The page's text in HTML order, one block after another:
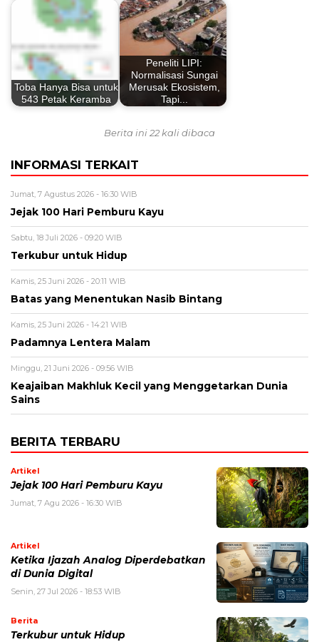
Toba Hanya Bisa untuk
543 Petak Keramba
Peneliti LIPI:
Normalisasi Sungai
Merusak Ekosistem,
Tapi...
Berita ini 22 kali dibaca
INFORMASI TERKAIT
Jumat, 7 Agustus 2026 - 16:30 WIB
Jejak 100 Hari Pemburu Kayu
Sabtu, 18 Juli 2026 - 09:20 WIB
Terkubur untuk Hidup
Kamis, 25 Juni 2026 - 20:11 WIB
Batas yang Menentukan Nasib Bintang
Kamis, 25 Juni 2026 - 14:21 WIB
Padamnya Lentera Malam
Minggu, 21 Juni 2026 - 09:56 WIB
Keajaiban Makhluk Kecil yang Menggetarkan Dunia
Sains
BERITA TERBARU
Artikel
Jejak 100 Hari Pemburu Kayu
Jumat, 7 Agu 2026 - 16:30 WIB
Artikel
Ketika Ijazah Analog Diperdebatkan
di Dunia Digital
Senin, 27 Jul 2026 - 18:53 WIB
Berita
Terkubur untuk Hidup